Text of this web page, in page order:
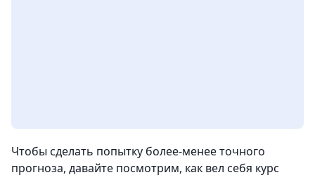
Чтобы сделать попытку более-менее точного
прогноза, давайте посмотрим, как вел себя курс